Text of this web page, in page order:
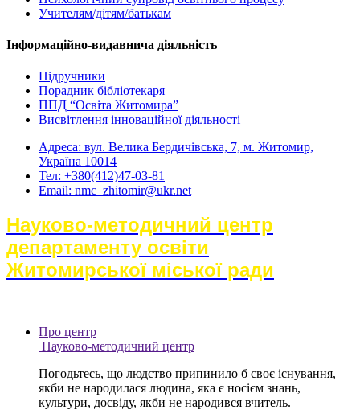
Учителям/дітям/батькам
Інформаційно-видавнича діяльність
Підручники
Порадник бібліотекаря
ППД “Освіта Житомира”
Висвітлення інноваційної діяльності
Адреса: вул. Велика Бердичівська, 7, м. Житомир,
Україна 10014
Тел: +380(412)47-03-81
Email: nmc_zhitomir@ukr.net
Науково-методичний центр
департаменту освіти
Житомирської міської ради
Про центр
Науково-методичний центр
Погодьтесь, що людство припинило б своє існування,
якби не народилася людина, яка є носієм знань,
культури, досвіду, якби не народився вчитель.